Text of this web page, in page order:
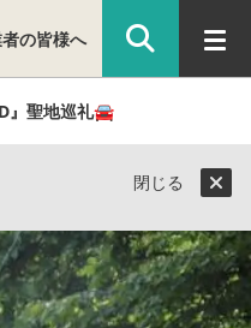
』聖地巡礼🚘
の皆様へ
閉じる